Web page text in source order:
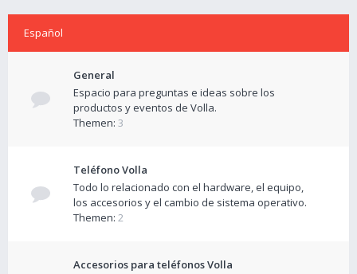
Español
General
Espacio para preguntas e ideas sobre los
productos y eventos de Volla.
Themen: 3
Teléfono Volla
Todo lo relacionado con el hardware, el equipo,
los accesorios y el cambio de sistema operativo.
Themen: 2
Accesorios para teléfonos Volla